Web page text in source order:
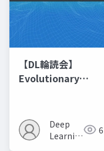
【DL輪読会】
Evolutionary
Recipes モデルマー
の進化的最適化
Deep
Learning